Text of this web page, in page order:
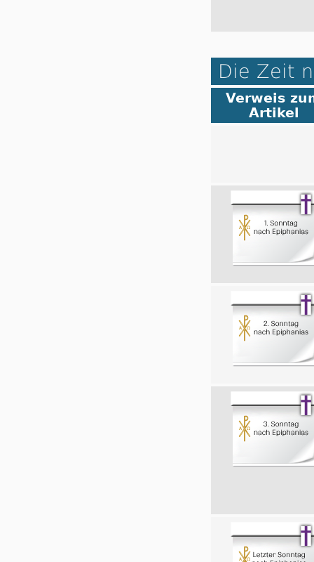
Die Zeit
Verweis
Artikel